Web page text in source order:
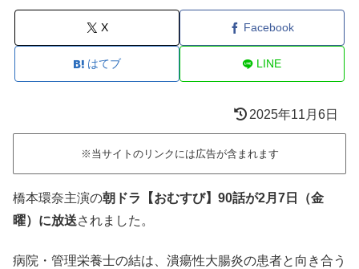
X Facebook
はてブ LINE
2025年11月6日
※当サイトのリンクには広告が含まれます
橋本環奈主演の朝ドラ【おむすび】90話が2月7日（金
曜）に放送されました。
病院・管理栄養士の結は、潰瘍性大腸炎の患者と向き合う